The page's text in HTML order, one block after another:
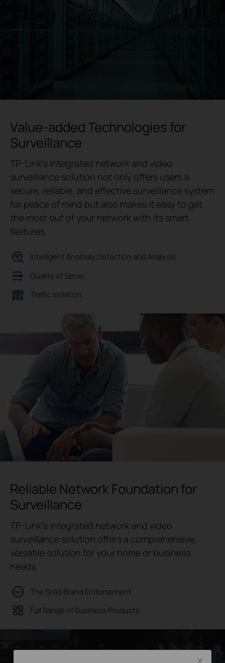
Value-added Technologies for
Surveillance
TP-Link's integrated network and video
surveillance solution not only offers users a
secure, reliable, and effective surveillance system
for peace of mind but also makes it easy to get
the most out of your network with its smart
features.
Intelligent Anomaly Detection and Analysis
Quality of Servic
Traffic Isolation
Reliable Network Foundation for
Surveillance
TP-Link's integrated network and video
surveillance solution offers a comprehensive,
versatile solution for your home or business
needs.
The Solid Brand Endorsement
Full Range of Business Products